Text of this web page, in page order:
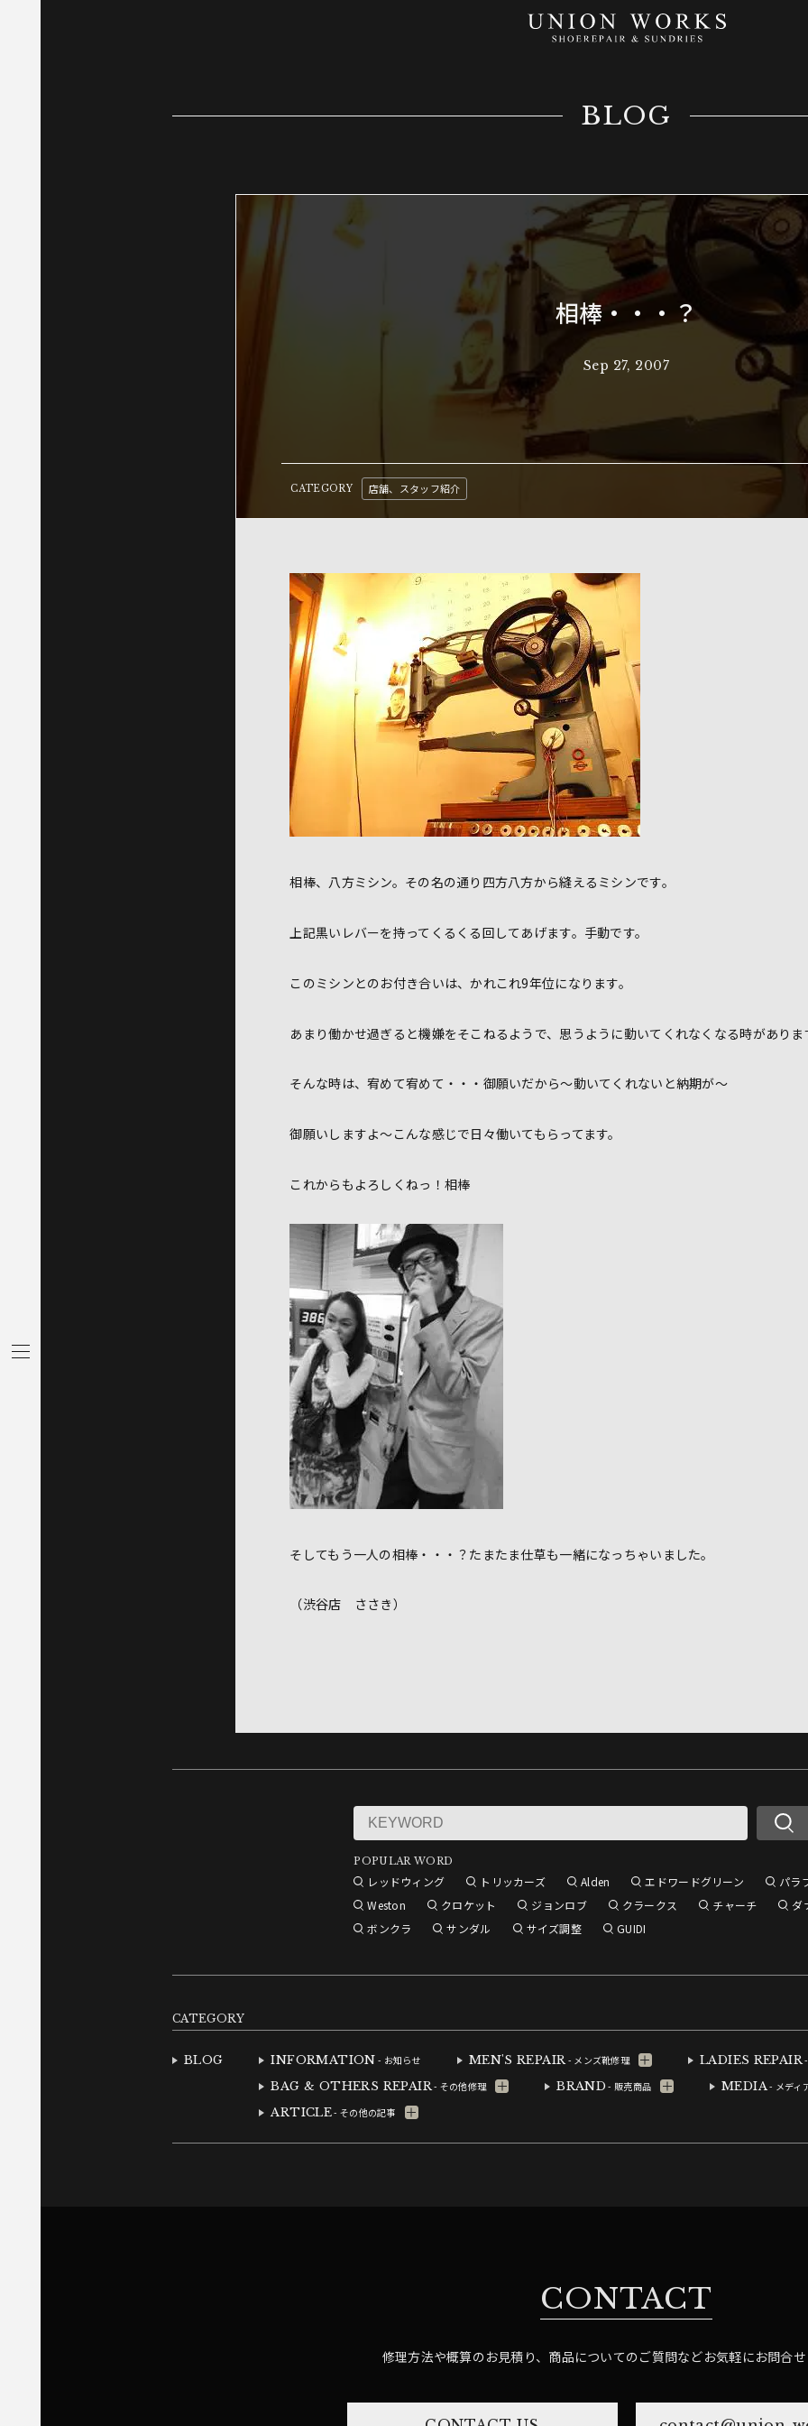
BLOG
相棒・・・？
Sep 27, 2007
CATEGORY 店舗、スタッフ紹介
相棒、八方ミシン。その名の通り四方八方から縫えるミシンです。
上記黒いレバーを持ってくるくる回してあげます。手動です。
このミシンとのお付き合いは、かれこれ9年位になります。
あまり働かせ過ぎると機嫌をそこねるようで、思うように動いてくれなくなる時がありま
そんな時は、宥めて宥めて・・・御願いだから～動いてくれないと納期が～
御願いしますよ～こんな感じで日々働いてもらってます。
これからもよろしくねっ！相棒
そしてもう一人の相棒・・・？たまたま仕草も一緒になっちゃいました。
（渋谷店 ささき）
POPULAR WORD
レッドウィング トリッカーズ Alden エドワードグリーン
パラ
Weston
クロケット ジョンロブ クラークス チャーチ
ダ
ボンクラ
サンダル サイズ調整 GUIDI
CATEGORY
BLOG INFORMATION - お知らせ MEN'S REPAIR- メンズ靴修理 LADIES REPAIR-
BAG & OTHERS REPAIR- その他修理 BRAND - 販売商品 MEDIA- メディ
ARTICLE- その他の記事
CONTACT
修理方法や概算のお見積り、商品についてのご質問などお気軽にお問合